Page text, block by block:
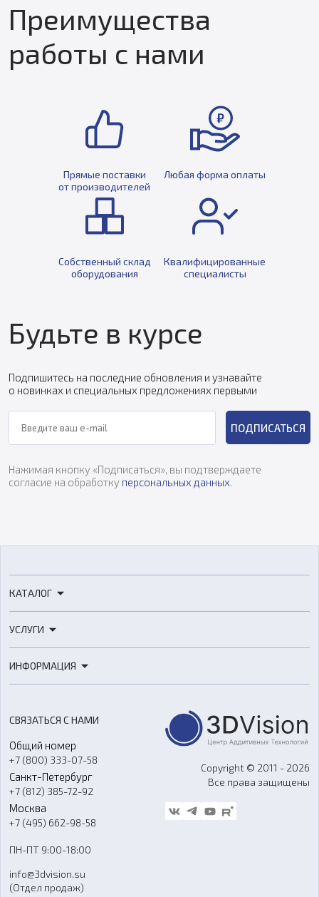
Преимущества
работы с нами
Прямые поставки
от производителей
Любая форма оплаты
Собственный склад
оборудования
Квалифицированные
специалисты
Будьте в курсе
Подпишитесь на последние обновления и узнавайте
о новинках и специальных предложениях первыми
ПОДПИСАТЬСЯ
Нажимая кнопку «Подписаться», вы подтверждаете
согласие на обработку персональных данных
КАТАЛОГ
3D-сканеры
Расходные материалы
Оборудование и материалы для вакуумного литья
Аксессуары и прочее оборудование
Программное обеспечение
УСЛУГИ
3D-моделирование
Ремонт и услуги
ИНФОРМАЦИЯ
О компании
Контакты
Гос. закупки
Стать дилером
Блог
FAQ
СВЯЗАТЬСЯ С НАМИ
Общий номер
+7 (800) 333-07-58
Санкт-Петербург
+7 (812) 385-72-92
Москва
+7 (495) 662-98-58
ПН-ПТ 9:00-18:00
info@3dvision.su
(Отдел продаж)
Copyright © 2011 - 2026
Все права защищены